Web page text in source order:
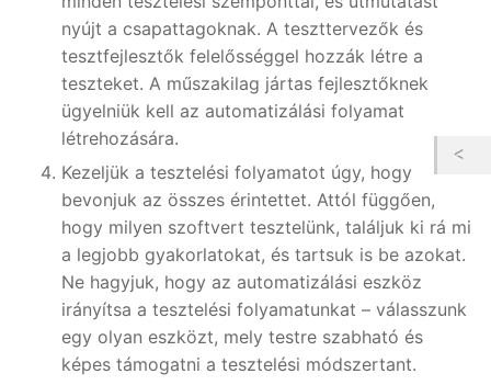
nyújt a csapattagoknak. A teszttervezők és
tesztfejlesztők felelősséggel hozzák létre a
teszteket. A műszakilag jártas fejlesztőknek
ügyelniük kell az automatizálási folyamat
létrehozására.
Kezeljük a tesztelési folyamatot úgy, hogy
bevonjuk az összes érintettet. Attól függően,
hogy milyen szoftvert tesztelünk, találjuk ki rá mi
a legjobb gyakorlatokat, és tartsuk is be azokat.
Ne hagyjuk, hogy az automatizálási eszköz
irányítsa a tesztelési folyamatunkat – válasszunk
egy olyan eszközt, mely testre szabható és
képes támogatni a tesztelési módszertant.